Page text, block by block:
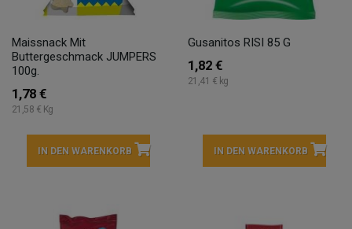
Maissnack Mit
Buttergeschmack JUMPERS
100g.
1,78 €
21,58 € Kg
IN DEN WARENKORB
Gusanitos RISI 85 G
1,82 €
21,41 € kg
IN DEN WARENKORB